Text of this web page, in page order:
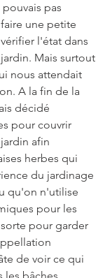
pas
une petite
l'état dans
Mais surtout
nous attendait
A la fin de la
décidé
pour couvrir
afin
herbes qui
du jardinage
qu'on n'utilise
pour les
pour garder
de voir ce qui